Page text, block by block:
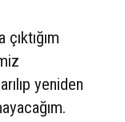
yeniden